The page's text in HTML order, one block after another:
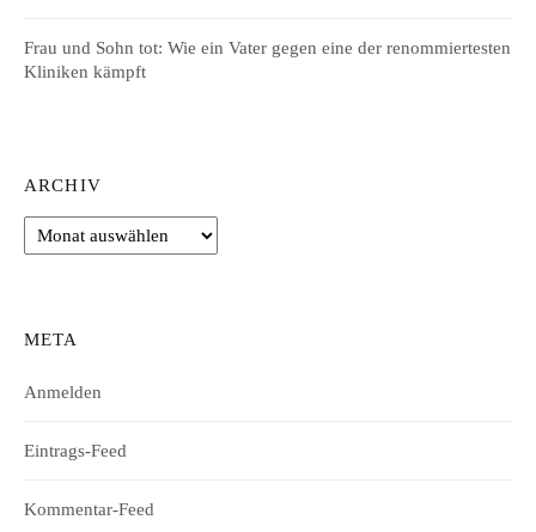
Frau und Sohn tot: Wie ein Vater gegen eine der renommiertesten
Kliniken kämpft
ARCHIV
Archiv
META
Anmelden
Eintrags-Feed
Kommentar-Feed